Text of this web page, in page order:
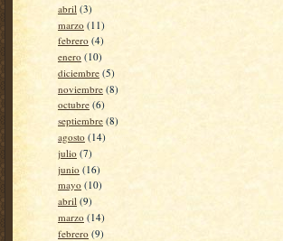
abril (3)
marzo (11)
febrero (4)
enero (10)
diciembre (5)
noviembre (8)
octubre (6)
septiembre (8)
agosto (14)
julio (7)
junio (16)
mayo (10)
abril (9)
marzo (14)
febrero (9)